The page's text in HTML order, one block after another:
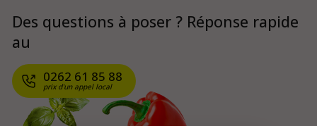
Des questions à poser ? Réponse rapide
au
0262 61 85 88